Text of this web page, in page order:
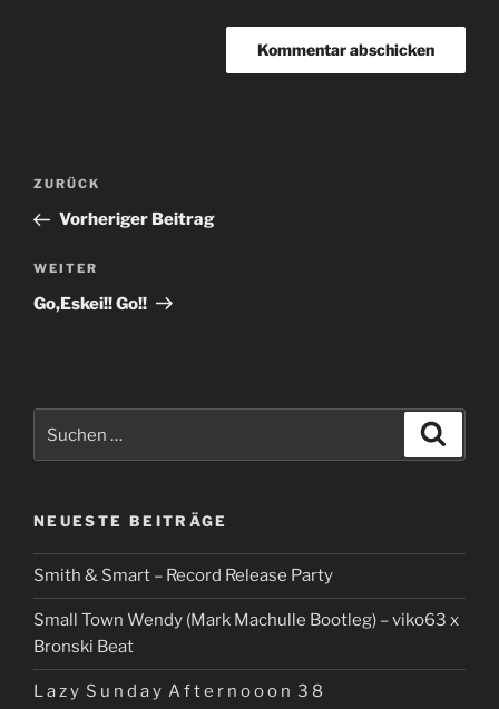
Beitragsnavigation
Vorheriger
Beitrag
ZURÜCK
Vorheriger Beitrag
Nächster
Beitrag
WEITER
Go,Eskei!! Go!!
nach:
NEUESTE BEITRÄGE
Smith & Smart – Record Release Party
Small Town Wendy (Mark Machulle Bootleg) – viko63 x
Bronski Beat
L a z y S u n d a y A f t e r n o o o n 3 8